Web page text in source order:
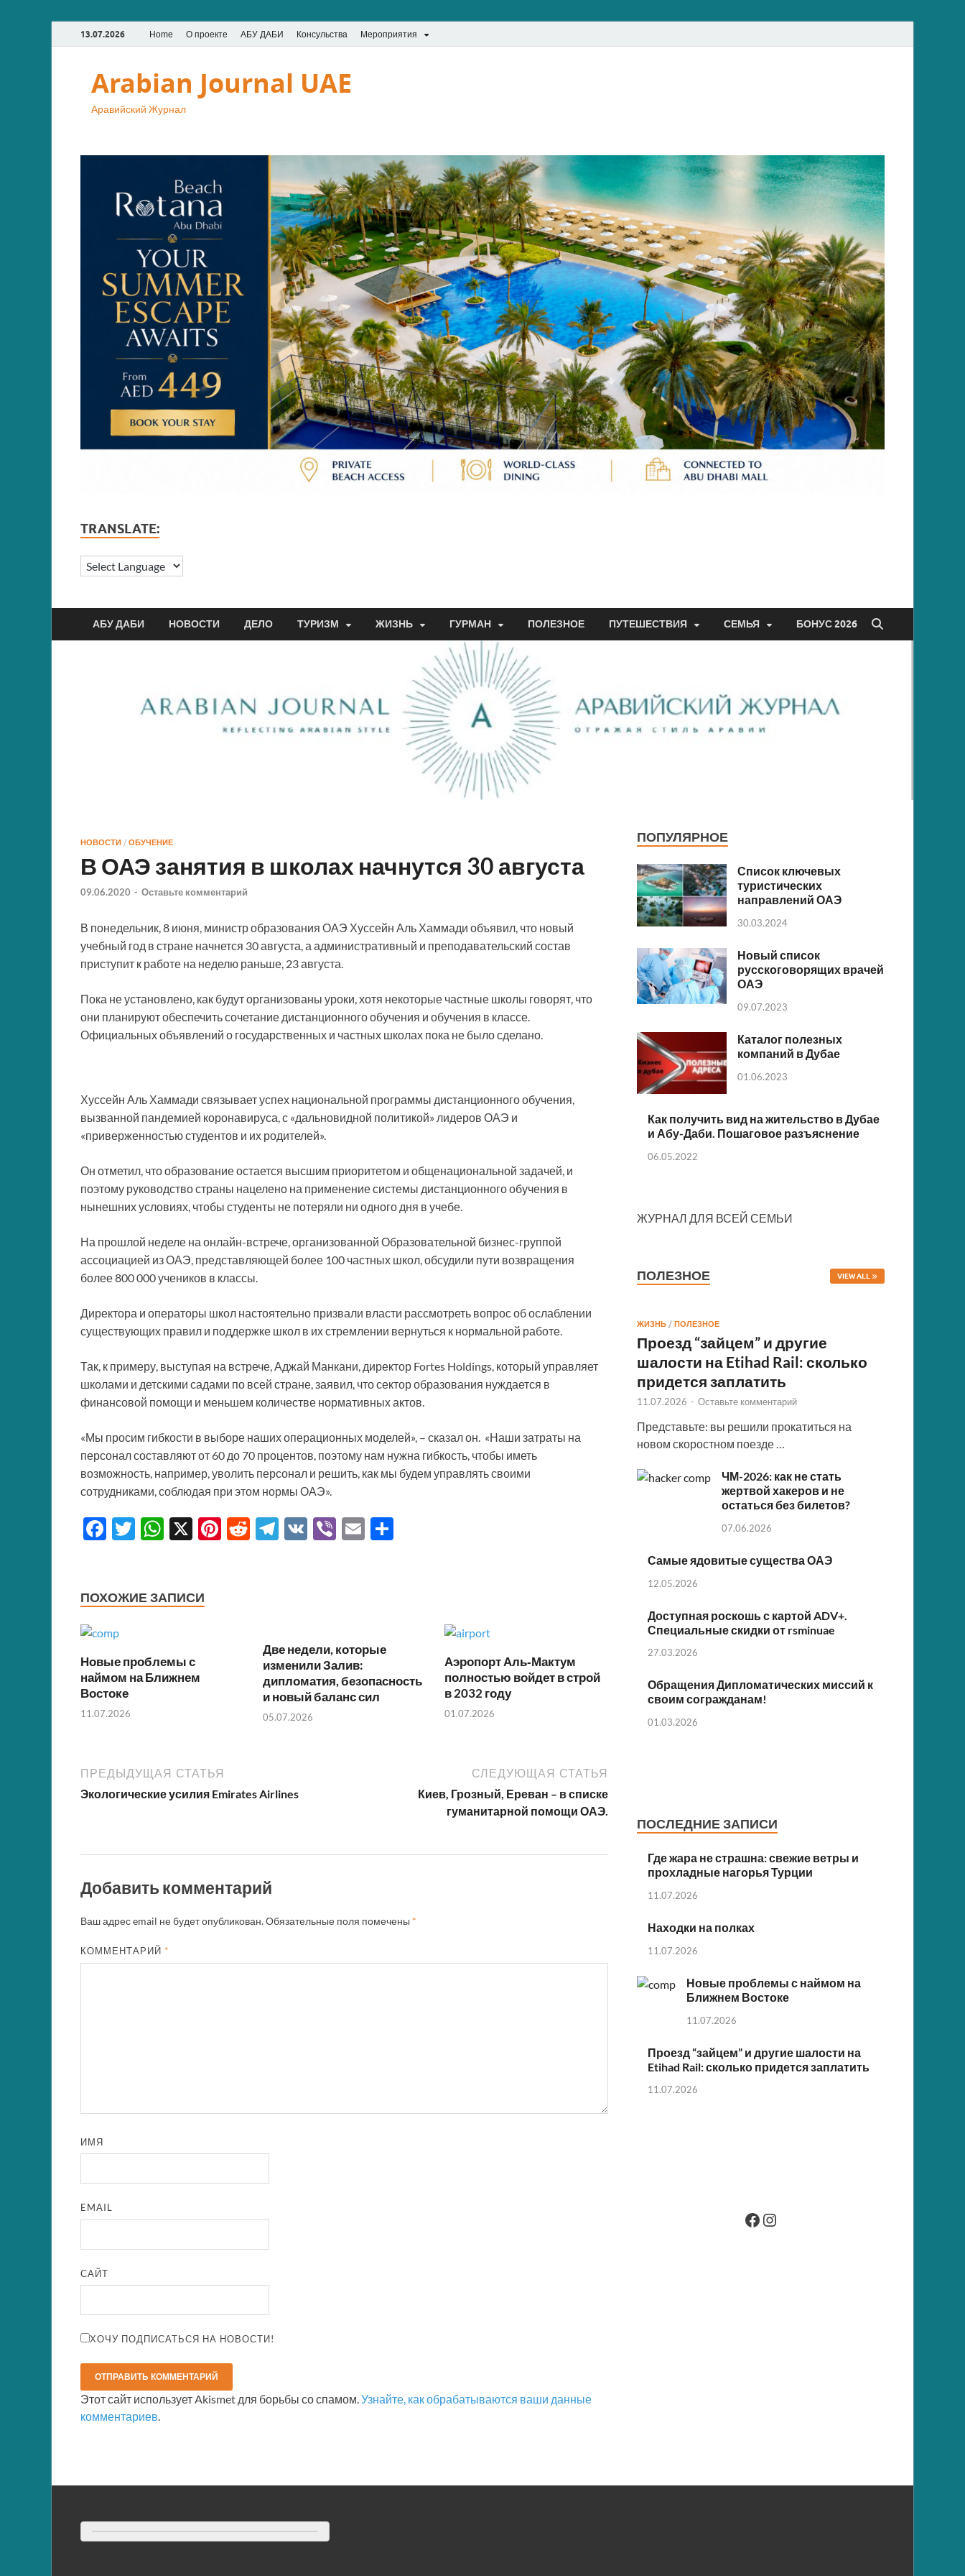
13.07.2026 Home О проекте АБУ ДАБИ Консульства Мероприятия
Arabian Journal UAE
Аравийский Журнал
TRANSLATE:
АБУ ДАБИ НОВОСТИ ДЕЛО ТУРИЗМ ЖИЗНЬ ГУРМАН ПОЛЕЗНОЕ ПУТЕШЕСТВИЯ СЕМЬЯ БОНУС 2026
НОВОСТИ / ОБУЧЕНИЕ
В ОАЭ занятия в школах начнутся 30 августа
09.06.2020 - Оставьте комментарий
В понедельник, 8 июня, министр образования ОАЭ Хуссейн Аль Хаммади объявил, что новый
учебный год в стране начнется 30 августа, а административный и преподавательский состав
приступит к работе на неделю раньше, 23 августа.
Пока не установлено, как будут организованы уроки, хотя некоторые частные школы говорят, что
они планируют обеспечить сочетание дистанционного обучения и обучения в классе.
Официальных объявлений о государственных и частных школах пока не было сделано.
Хуссейн Аль Хаммади связывает успех национальной программы дистанционного обучения,
вызванной пандемией коронавируса, с «дальновидной политикой» лидеров ОАЭ и
«приверженностью студентов и их родителей».
Он отметил, что образование остается высшим приоритетом и общенациональной задачей, и
поэтому руководство страны нацелено на применение системы дистанционного обучения в
нынешних условиях, чтобы студенты не потеряли ни одного дня в учебе.
На прошлой неделе на онлайн-встрече, организованной Образовательной бизнес-группой
ассоциацией из ОАЭ, представляющей более 100 частных школ, обсудили пути возвращения
более 800 000 учеников в классы.
Директора и операторы школ настоятельно призвали власти рассмотреть вопрос об ослаблении
существующих правил и поддержке школ в их стремлении вернуться к нормальной работе.
Так, к примеру, выступая на встрече, Аджай Манкани, директор Fortes Holdings, который управляет
школами и детскими садами по всей стране, заявил, что сектор образования нуждается в
финансовой помощи и меньшем количестве нормативных актов.
«Мы просим гибкости в выборе наших операционных моделей», – сказал он. «Наши затраты на
персонал составляют от 60 до 70 процентов, поэтому нам нужна гибкость, чтобы иметь
возможность, например, уволить персонал и решить, как мы будем управлять своими
сотрудниками, соблюдая при этом нормы ОАЭ».
F
b
o
k
T
er
W
s
p
X
Pi R
T
m
V
Vi E
ПОХОЖИЕ ЗАПИСИ
Новые проблемы с
наймом на Ближнем
Востоке
11.07.2026
Две недели, которые
изменили Залив:
дипломатия, безопасность
и новый баланс сил
05.07.2026
Аэропорт Аль‑Мактум
полностью войдет в строй
в 2032 году
01.07.2026
ПРЕДЫДУЩАЯ СТАТЬЯ
Экологические усилия Emirates Airlines
СЛЕДУЮЩАЯ СТАТЬЯ
Киев, Грозный, Ереван – в списке
гуманитарной помощи ОАЭ.
Добавить комментарий
Ваш адрес email не будет опубликован.Обязательные поля помечены *
КОММЕНТАРИЙ*
ИМЯ
EMAIL
САЙТ
ХОЧУ ПОДПИСАТЬСЯ НА НОВОСТИ!
Этот сайт использует Akismet для борьбы со спамом.Узнайте, как обрабатываются ваши данные
комментариев.
ПОПУЛЯРНОЕ
Список ключевых
туристических
направлений ОАЭ
30.03.2024
Новый список
русскоговорящих врачей
ОАЭ
09.07.2023
Каталог полезных
компаний в Дубае
01.06.2023
Как получить вид на жительство в Дубае
и Абу-Даби. Пошаговое разъяснение
06.05.2022
ЖУРНАЛ ДЛЯ ВСЕЙ СЕМЬИ
ПОЛЕЗНОЕ VIEW ALL
ЖИЗНЬ /ПОЛЕЗНОЕ
Проезд “зайцем” и другие
шалости на Etihad Rail: сколько
придется заплатить
11.07.2026 - Оставьте комментарий
Представьте: вы решили прокатиться на
новом скоростном поезде …
ЧМ-2026: как не стать
жертвой хакеров и не
остаться без билетов?
07.06.2026
Самые ядовитые существа ОАЭ
12.05.2026
Доступная роскошь с картой ADV+.
Специальные скидки от rsminuae
27.03.2026
Обращения Дипломатических миссий к
своим согражданам!
01.03.2026
ПОСЛЕДНИЕ ЗАПИСИ
Где жара не страшна: свежие ветры и
прохладные нагорья Турции
11.07.2026
Находки на полках
11.07.2026
Новые проблемы с наймом на
Ближнем Востоке
11.07.2026
Проезд “зайцем” и другие шалости на
Etihad Rail: сколько придется заплатить
11.07.2026